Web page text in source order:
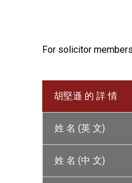
For solicitor
胡堅遜 的 詳 情
姓 名 (英 文)
姓 名 (中 文)